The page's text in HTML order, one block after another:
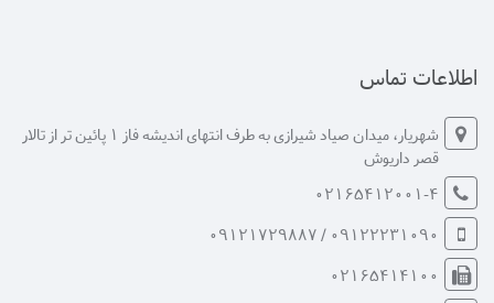
اطلاعات تماس
شهریار، میدان صیاد شیرازی به طرف انتهای اندیشه فاز 1 پائین تر از تالار
قصر داریوش
02165412001-4
09122231090 / 09121729887
02165414100